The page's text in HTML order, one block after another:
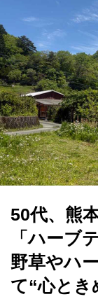
50代、熊
「ハーブ
野草やハ
て“心とき